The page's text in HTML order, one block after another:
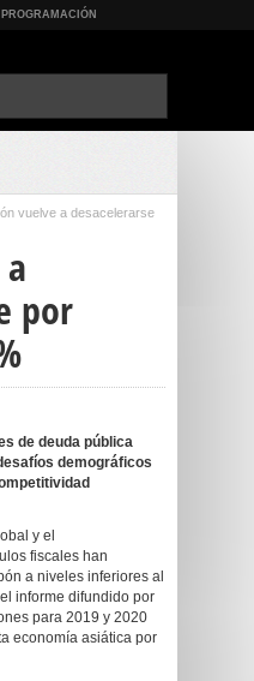
PROGRAMACIÓN
vuelve a desacelerarse
por
de deuda pública
demográficos
y el
fiscales han
a niveles inferiores al
informe difundido por
para 2019 y 2020
economía asiática por